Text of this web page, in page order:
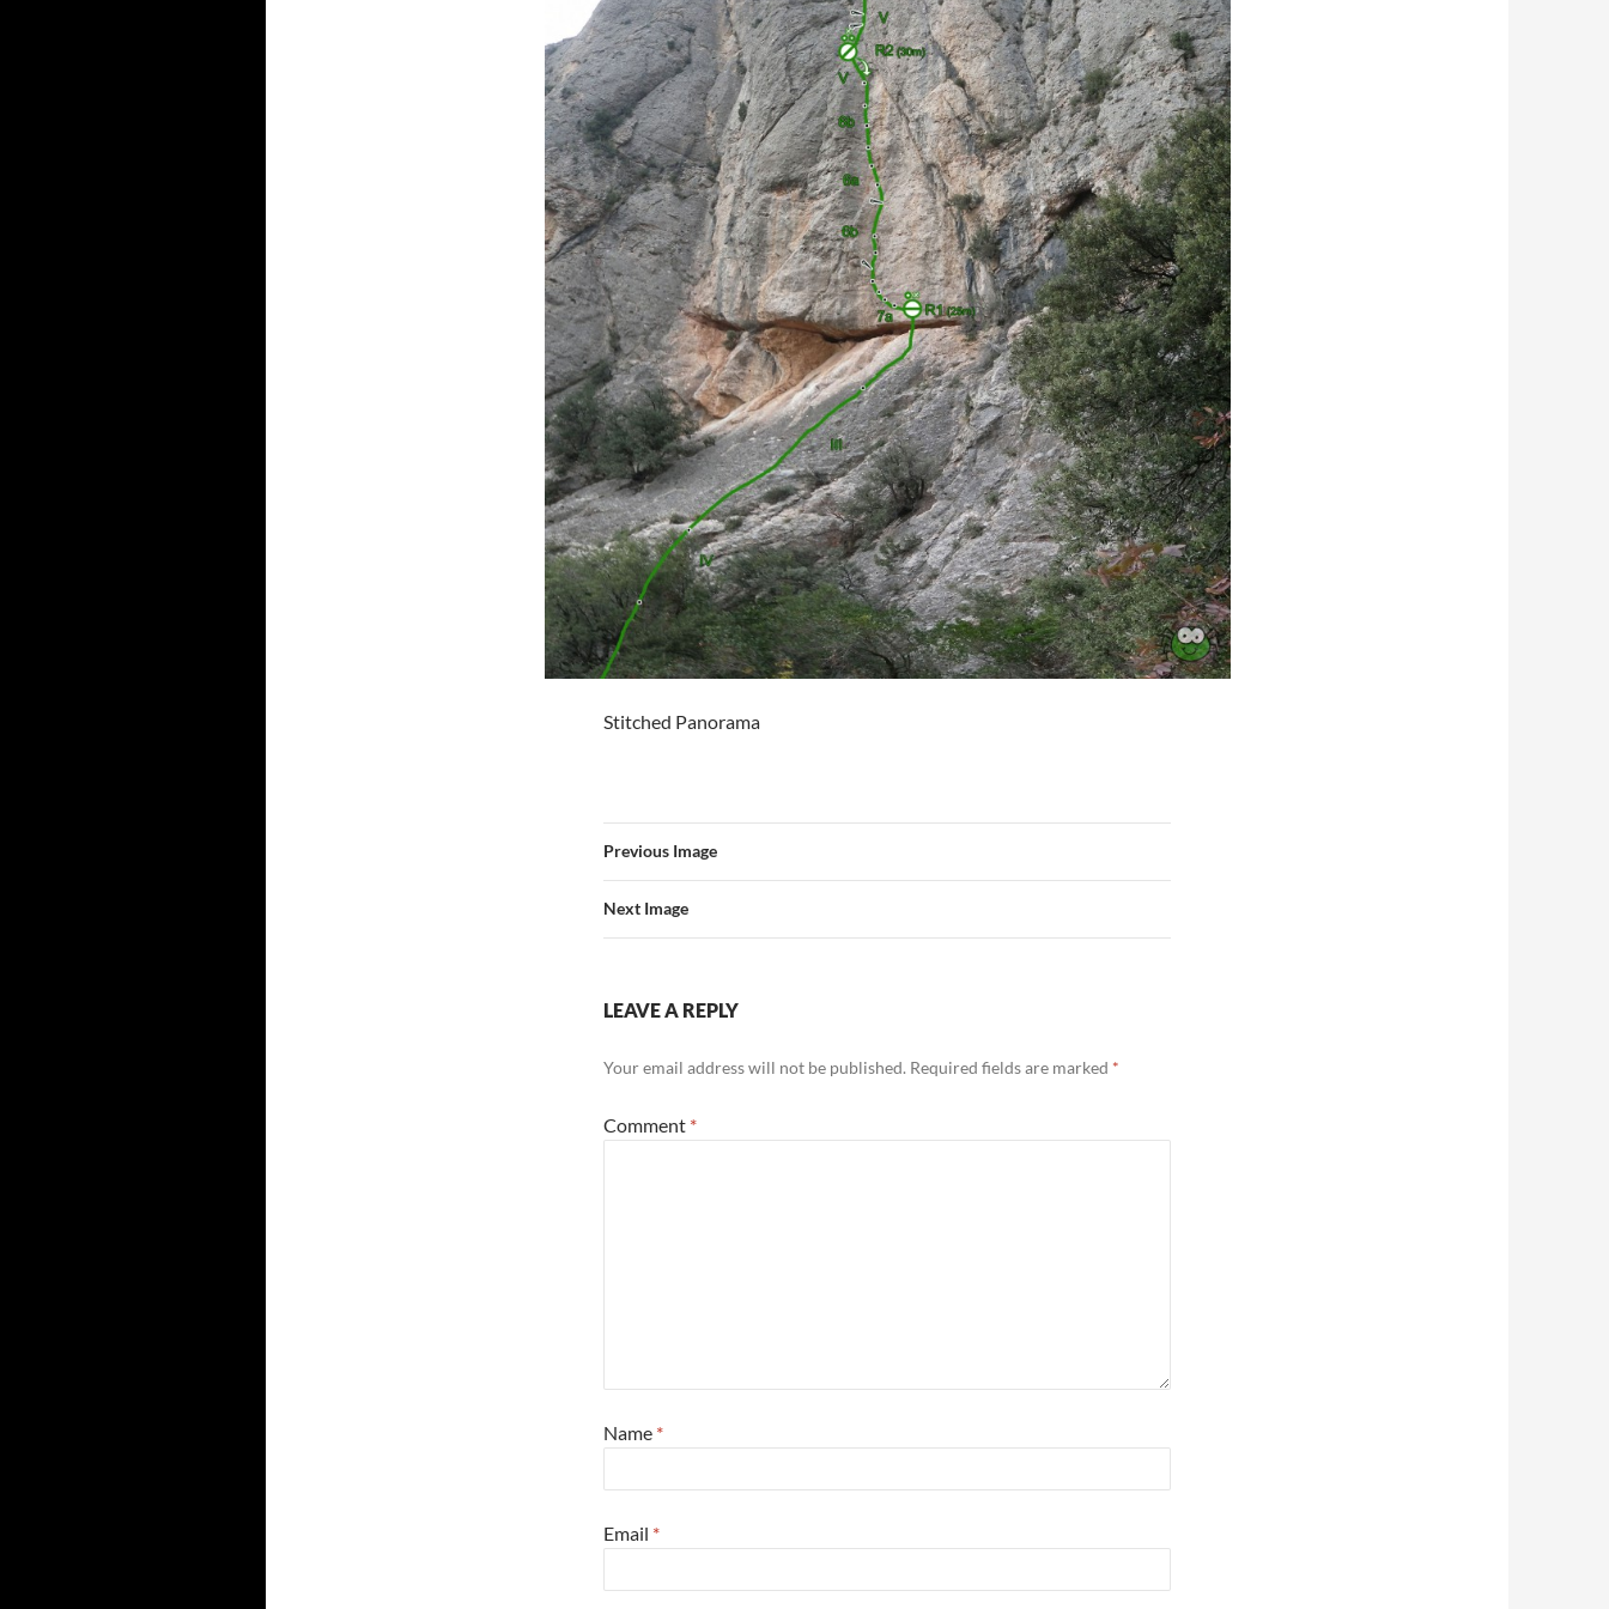
Stitched Panorama
Previous Image
Next Image
LEAVE A REPLY
Your email address will not be published. Required fields are marked *
Comment *
Name *
Email *